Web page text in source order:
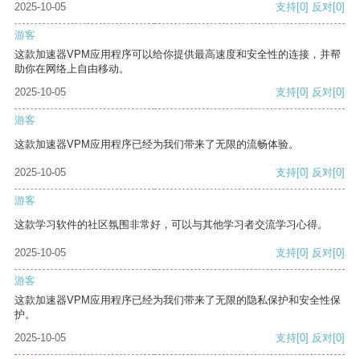
2025-10-05 支持[0] 反对[0]
游客
这款加速器VPM应用程序可以给你提供最高速度和安全性的连接，并帮
助你在网络上自由移动。
2025-10-05
支持[0] 反对[0]
游客
这款加速器VPM应用程序已经为我们带来了无限的流畅体验。
2025-10-05 支持[0] 反对[0]
游客
这款学习软件的社区氛围非常好，可以与其他学习者交流学习心得。
2025-10-05 支持[0] 反对[0]
游客
这款加速器VPM应用程序已经为我们带来了无限的隐私保护和安全性保
护。
2025-10-05
支持[0] 反对[0]